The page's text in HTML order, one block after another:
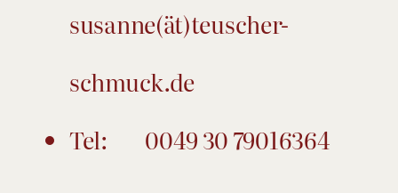
susanne(ät)teuscher-
schmuck.de
Tel: 0049 30 79016364